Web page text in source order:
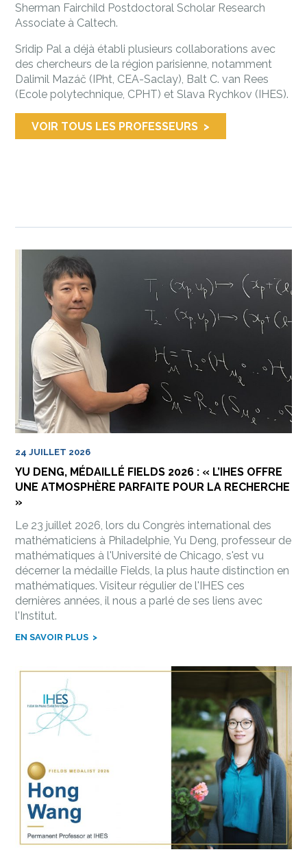
Sherman Fairchild Postdoctoral Scholar Research
Associate à Caltech.
Sridip Pal a déjà établi plusieurs collaborations avec
des chercheurs de la région parisienne, notamment
Dalimil Mazáč (IPht, CEA-Saclay), Balt C. van Rees
(Ecole polytechnique, CPHT) et Slava Rychkov (IHES).
VOIR TOUS LES PROFESSEURS
24 JUILLET 2026
YU DENG, MÉDAILLÉ FIELDS 2026 : « L’IHES OFFRE
UNE ATMOSPHÈRE PARFAITE POUR LA RECHERCHE
»
Le 23 juillet 2026, lors du Congrès international des
mathématiciens à Philadelphie, Yu Deng, professeur de
mathématiques à l'Université de Chicago, s'est vu
décerner la médaille Fields, la plus haute distinction en
mathématiques. Visiteur régulier de l'IHES ces
dernières années, il nous a parlé de ses liens avec
l'Institut.
EN SAVOIR PLUS